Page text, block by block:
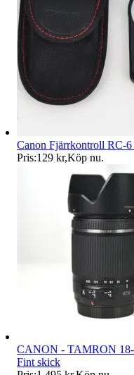
Canon Fjärrkontroll RC-6
Pris:129 kr,Köp nu.
CANON - TAMRON
Fint skick